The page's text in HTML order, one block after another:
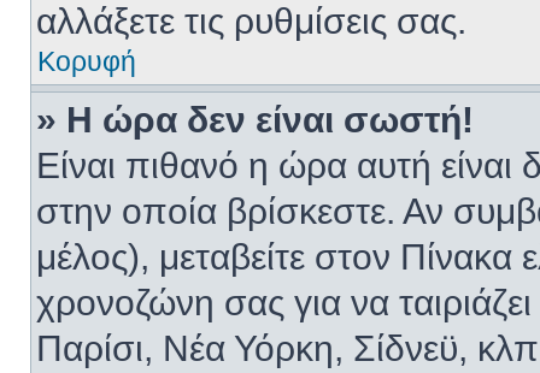
αλλάξετε τις ρυθμίσεις σας.
Κορυφή
» Η ώρα δεν είναι σωστή!
Είναι πιθανό η ώρα αυτή
στην οποία βρίσκεστε. Αν
μέλος), μεταβείτε στον Πίνακα
χρονοζώνη σας για να
Παρίσι, Νέα Υόρκη, Σίδνεϋ,